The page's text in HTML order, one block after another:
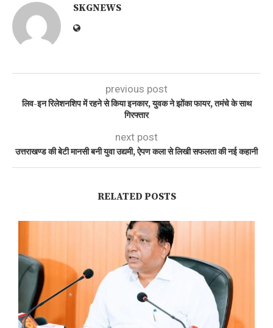
SKGNEWS
previous post
लिव-इन रिलेशनशिप में रहने से किया इनकार, युवक ने झोंका फायर, तमंचे के साथ
गिरफ्तार
next post
उत्तराखण्ड की बेटी मानसी बनी युवा उद्यमी, ऐपण कला से लिखी सफलता की नई कहानी
RELATED POSTS